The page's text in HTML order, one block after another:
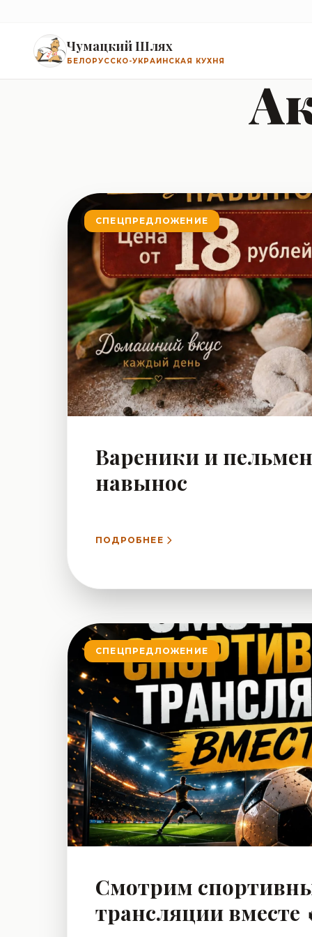
Чумацкий Шлях
БЕЛОРУССКО-УКРАИНСКАЯ КУХНЯ
СПЕЦПРЕДЛОЖЕНИЕ
Вареники и
навынос
ПОДРОБНЕЕ
СПЕЦПРЕДЛОЖЕНИЕ
Смотрим
трансляции вместе